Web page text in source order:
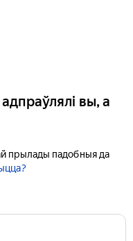
вы, а
прылады падобныя да